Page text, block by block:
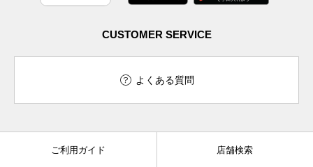
CUSTOMER SERVICE
よくある質問
ご利用ガイド 店舗検索